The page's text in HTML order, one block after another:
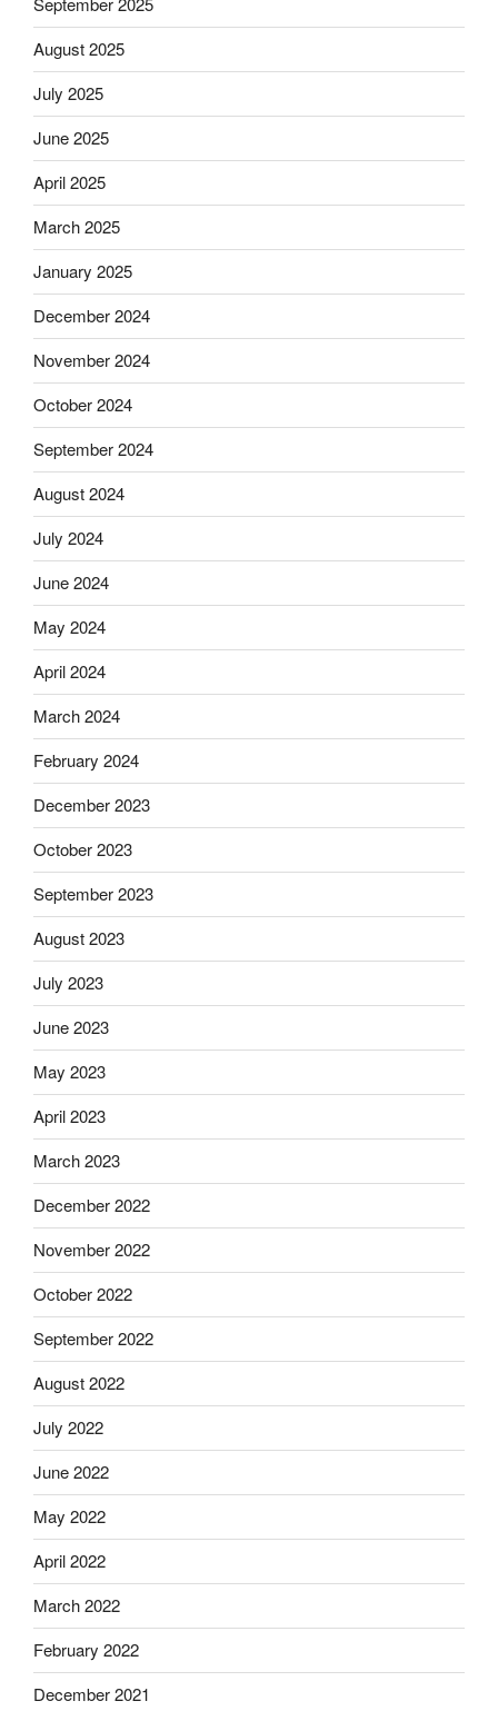
August 2025
July 2025
June 2025
April 2025
March 2025
January 2025
December 2024
November 2024
October 2024
September 2024
August 2024
July 2024
June 2024
May 2024
April 2024
March 2024
February 2024
December 2023
October 2023
September 2023
August 2023
July 2023
June 2023
May 2023
April 2023
March 2023
December 2022
November 2022
October 2022
September 2022
August 2022
July 2022
June 2022
May 2022
April 2022
March 2022
February 2022
December 2021